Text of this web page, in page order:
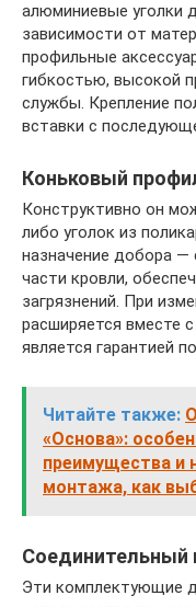
алюминиевые уголки
зависимости от
профильные
гибкостью, высокой
службы. Крепление
вставки с
Коньковый
Конструктивно он
либо уголок из
назначение добора —
части кровли,
загрязнений. При
расширяется вместе
является гарантией
Читайте также:
«Основа»:
преимущества и
монтажа, как
Соединительный
Эти комплектующие